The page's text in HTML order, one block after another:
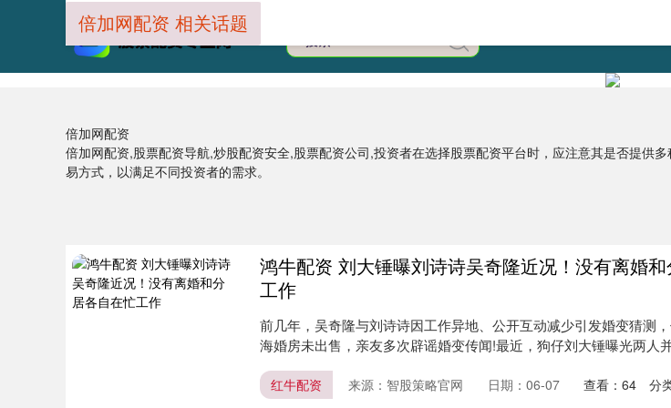
倍加网配资
倍加网配资,股票配资导航,炒股配资安全,股票配资公司,投资者在选择股票配资平台时，应注意其是否提供
易方式，以满足不同投资者的需求。
倍加网配资 相关话题
鸿牛配资 刘大锤曝刘诗诗吴奇隆近况！没有离婚
工作
前几年，吴奇隆与刘诗诗因工作异地、公开互动减少引发婚变猜测
海婚房未出售，亲友多次辟谣婚变传闻!最近，狗仔刘大锤曝光两人
红牛配资 来源：智股策略官网 日期：06-07 查看：64 分